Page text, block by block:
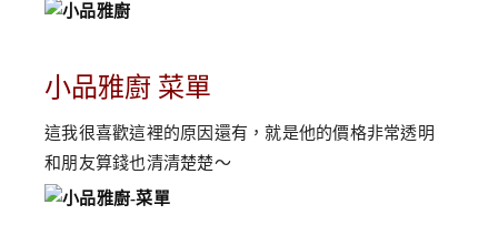
小品雅廚 菜單
這我很喜歡這裡的原因還有，就是他的價格非常透明
和朋友算錢也清清楚楚～